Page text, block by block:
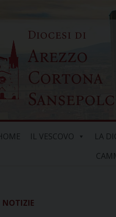
Diocesi di
Arezzo
Cortona
IL VESCOVO LA
NOTIZIE